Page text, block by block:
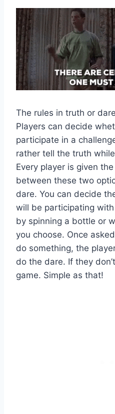
The rules in truth or
Players can decide
participate in a
rather tell the truth
Every player is given
between these two
dare. You can decide
will be participating
by spinning a bottle or
you choose. Once
do something, the
do the dare. If they
game. Simple as that!